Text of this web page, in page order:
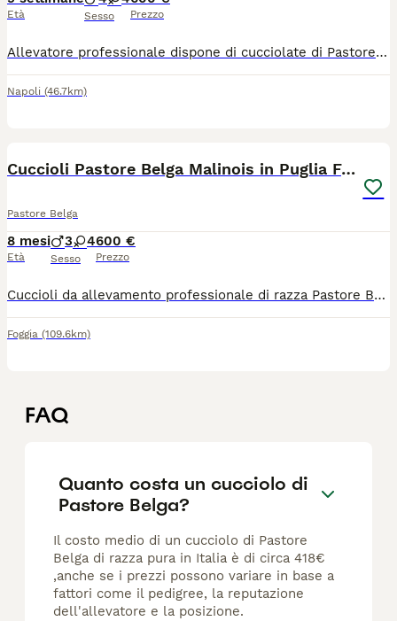
Età Sesso Prezzo
Allevatore professionale dispone di cucciolate di Pastore Belga Malinois di ottima genealogia e prestigioso pedigree ENCI. I cuccioli sono visibili assieme ai genitori in allevamento. Sono ceduti ai nuovi proprietari con certificazione veterinaria di ottima salute, libretto sanitario, microchip e pedigree. Ogni cucciolo ha socializzato con altri cani e con altre persone ed è stato seguito fin dalla nascita da esperti educatori cinofili. E' possibile con piccolo sovraprezzo la consegna del cucciolo a domicilio nelle regioni Puglia Basilicata Campania e Calabria. Per qualsiasi informazione è possibile contattare telefonicamente il 3669581615 oppure via WhatsApp allo stesso numero telefonico.
Napoli (46.7km)
Cuccioli Pastore Belga Malinois in Puglia Foggia
Pastore Belga
8 mesi
Età
3 4
Sesso
600 €
Prezzo
Cuccioli da allevamento professionale di razza Pastore Belga Malinois con pedigree ENCI disponibili per la cessione in Puglia in provincia di Bari. I cuccioli sono consegnati a 60 giorni di vita vaccinati e microchippati, con regolare libretto sanitario e con pedigree ENCI. Inoltre certificazione veterinaria di ottima salute. A richiesta è possibile la consegna a domicilio in regione Puglia o in tutta Italia. Per maggior informazioni o per fissare un appuntamento in allevamento in zona Bari contattare il 3534861979
Foggia (109.6km)
FAQ
Quanto costa un cucciolo di
Pastore Belga?
Il costo medio di un cucciolo di Pastore
Belga di razza pura in Italia è di circa 418€
,anche se i prezzi possono variare in base a
fattori come il pedigree, la reputazione
dell'allevatore e la posizione.